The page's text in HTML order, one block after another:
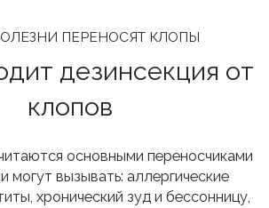
ПЕРЕНОСЯТ КЛОПЫ
дезинсекция от
клопов
основными переносчиками
могут вызывать: аллергические
хронический зуд и бессонницу,